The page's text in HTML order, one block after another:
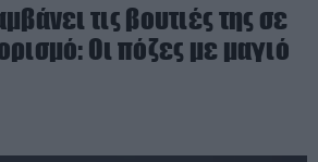
τις βουτιές της σε
Οι πόζες με μαγιό